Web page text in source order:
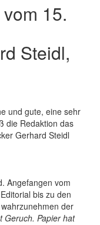
15.
Steidl,
und gute, eine sehr
die Redaktion das
Gerhard Steidl
Angefangen vom
bis zu den
der
Geruch. Papier hat